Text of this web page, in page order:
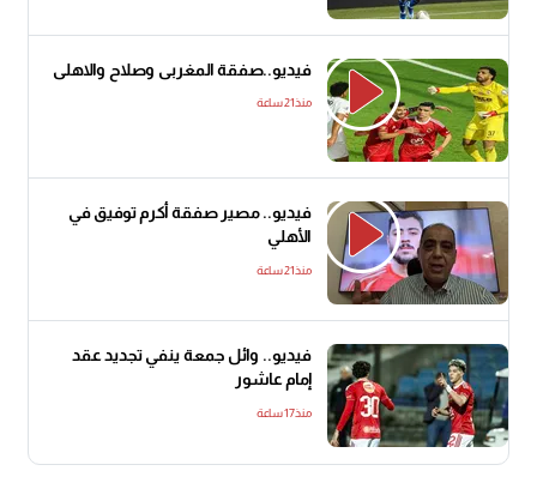
فيديو..صفقة المغربى وصلاح والاهلى
منذ21 ساعة
فيديو.. مصير صفقة أكرم توفيق في
الأهلي
منذ21 ساعة
فيديو.. وائل جمعة ينفي تجديد عقد
إمام عاشور
منذ17 ساعة